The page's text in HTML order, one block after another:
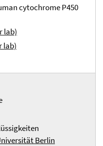
cytochrome P450
lab)
lab)
Berlin